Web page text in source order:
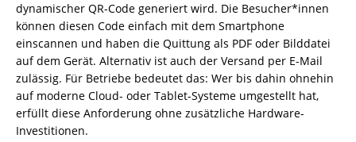
dynamischer QR-Code generiert wird. Die Besucher*innen
können diesen Code einfach mit dem Smartphone
einscannen und haben die Quittung als PDF oder Bilddatei
auf dem Gerät. Alternativ ist auch der Versand per E-Mail
zulässig. Für Betriebe bedeutet das: Wer bis dahin ohnehin
auf moderne Cloud- oder Tablet-Systeme umgestellt hat,
erfüllt diese Anforderung ohne zusätzliche Hardware-
Investitionen.